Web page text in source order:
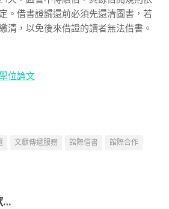
。借書證歸還前必須先還清圖書，若
清，以免後來借證的讀者無法借書。
位論文
文獻傳遞服務 館際借書
館際合作
…